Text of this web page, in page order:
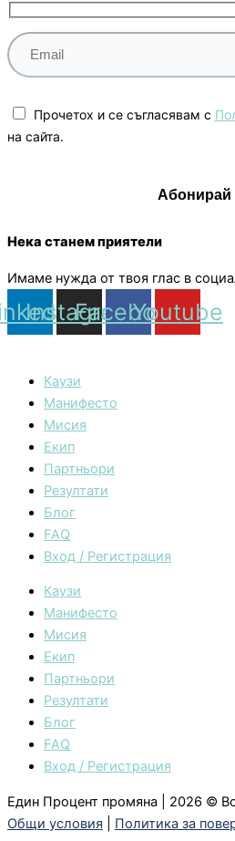
Прочетох и се съгласявам с
на сайта.
Нека станем приятели
Имаме нужда от твоя глас в
Instagram
Facebook
Youtube
Каузи
Манифесто
Мисия
Екип
Партньори
Резултати
Блог
FAQ
Вход / Регистрация
Каузи
Манифесто
Мисия
Екип
Партньори
Резултати
Блог
FAQ
Вход / Регистрация
Един Процент промяна | 2026 ©
Общи условия
Политика за